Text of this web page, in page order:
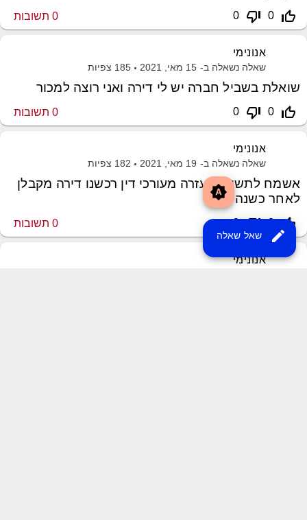
brightness_auto
edit שאל שאלה
thumb_up_off_alt
0
thumb_down_off_alt
0
0 תשובות
אנונימי
שאלה נשאלה ב- 15 מאי, 2021 185 צפיות
שואלת בשביל חברה יש לי דירה ואני רוצה למכור
thumb_up_off_alt
0
thumb_down_off_alt
0
0 תשובות
אנונימי
שאלה נשאלה ב- 19 מאי, 2021 182 צפיות
אשמח לתשובות/עזרה מעורכי דין רכשנו דירה מקבלן
לאחר כשנה
thumb_up_off_alt
thumb_down_off_alt
0 תשובות
אנונימי